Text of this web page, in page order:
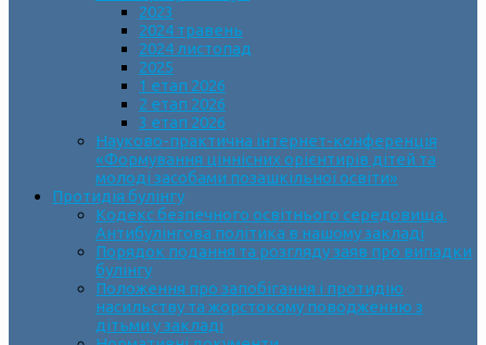
2023
2024 травень
2024 листопад
2025
1 етап 2026
2 етап 2026
3 етап 2026
Науково-практична інтернет-конференція
«Формування ціннісних орієнтирів дітей та
молоді засобами позашкільної освіти»
Протидія булінгу
Кодекс безпечного освітнього середовища.
Антибулінгова політика в нашому закладі
Порядок подання та розгляду заяв про випадки
булінгу
Положення про запобігання і протидію
насильству та жорстокому поводженню з
дітьми у закладі